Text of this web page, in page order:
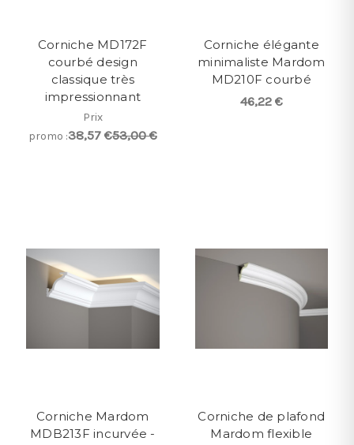
Corniche MD172F
courbé design
classique très
impressionnant
Prix
promo :38,57 €53,00 €
Corniche élégante
minimaliste Mardom
MD210F courbé
46,22 €
Corniche Mardom
MDB213F incurvée -
Corniche de plafond
Mardom flexible